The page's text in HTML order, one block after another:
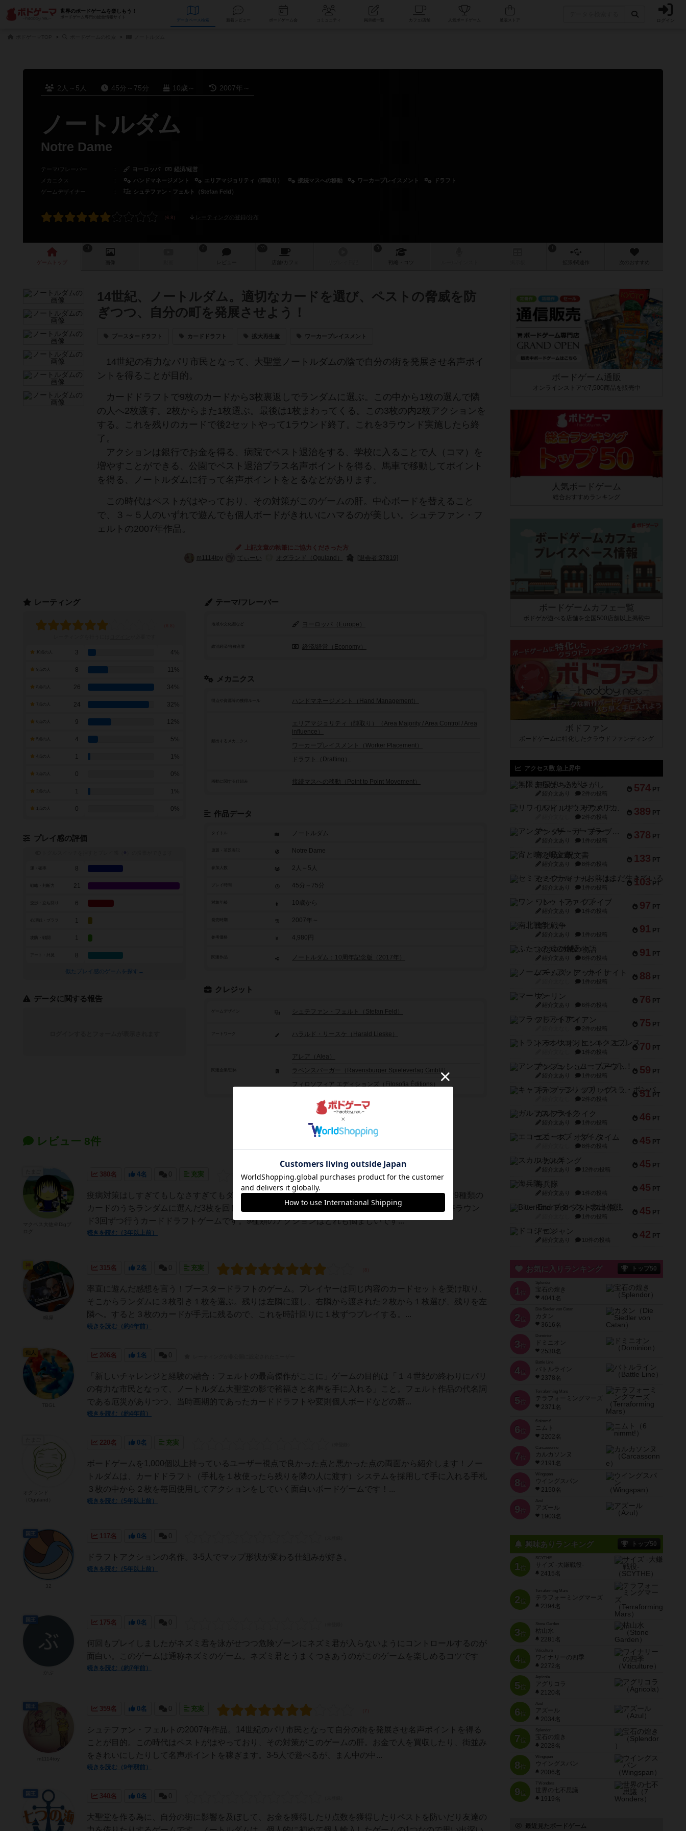
世界のボードゲームを楽しもう！
ボードゲーム専門の総合情報サイト
データベース コミュニティ 人気ボードゲーム ログイン
2人～5人 45分～75分 10歳～ 2007年～
ノートルダム
Notre Dame
テーマ/フレーバー ： ヨーロッパ
経済/経営
メカニクス
： ハンドマネージメント エリアマジョリティ（陣取り） 接続マスへの移動 ワーカープレイスメント
ドラフト
ゲームデザイナー
： シュテファン・フェルト（Stefan Feld）
レーティングの登録/分布
ゲーム 画像 レビュー 店舗/ カフェ 戦略 作 次のおすすめ
14世紀、ノートルダム。適切なカードを選び、ペストの脅威を防
ぎつつ、自分の町を発展させよう！
ブースタードラフト カードドラフト 拡大再生産 ワーカープレイスメント
14世紀の有力なパリ市民となって、大聖堂ノートルダムの陰で自分の街を発展させ名声ポイ
ントを得ることが目的。
カードドラフトで9枚のカードから3枚裏返しでランダムに選ぶ。この中から1枚の選んで隣
の人へ2枚渡す。2枚からまた1枚選ぶ。最後は1枚まわってくる。この3枚の内2枚アクションを
する。これを残りのカードで後2セットやって1ラウンド終了。これを3ラウンド実施したら終
了。
アクションは銀行でお金を得る、病院でペスト退治をする、学校に入ることで人（コマ）を
増やすことができる、公園でペスト退治プラス名声ポイントを得る、馬車で移動してポイント
を得る、ノートルダムに行って名声ポイントをとるなどがあります。
この時代はペストがはやっており、その対策がこのゲームの肝。中心ボードを替えること
で、３～５人のいずれで遊んでも個人ボードがきれいにハマるのが美しい。シュテファン・フ
ェルトの2007年作品。
上記文章の執筆にご協力くださった方
m1114toy
てぃーい オグランド（Oguland） [退会者:37819]
テーマ/フレーバー
地域や文化圏など ヨーロッパ（Europe）
政治経済/各種産業 経済/経営（Economy）
メカニクス
ハンドマネージメント（Hand Management）
頻出するメカニクス
エリアマジョリティ（陣取り）（Area Majority / Area Control / Area
influence）
ワーカープレイスメント（Worker Placement）
ドラフト（Drafting）
移動に関する仕組み 接続マスへの移動（Point to Point Movement）
作品データ
タイトル ノートルダム
Notre Dame
参加人数 2人～5人
45分～75分
10歳から
2007年～
参考価格 4,980円
関連作品 ノートルダム：10周年記念版（2017年）
クレジット
ゲームデザイン シュテファン・フェルト（Stefan Feld）
アートワーク ハラルド・リースケ（Harald Lieske）
アレア（Alea）
ラベンスバーガー（Ravensburger Spieleverlag GmbH）
フィロソフィア エディションズ（Filosofia Éditions）
レーティング
3 4%
8 11%
26 34%
7点の人 24 32%
9 12%
4 5%
1 1%
0 0%
1 1%
0 0%
プレイ感の評価
※
8
戦略・判断力 21
6
1
1
アート・外見 8
似たプレイ感のゲームを探す→
データに関する報告
レビュー 8件
380名 4名 0 充実
疫病対策はしすぎてもしなさすぎてもダメ！まさに疫病チキンレース！【ざっくり解説】基本的には9種類の
カードのうちランダムに選んだ3枚を回して取り合います。カードに描かれた9種類のアクションを毎ラウン
ド3回ずつ行うカードドラフトゲームです。9種類のアクションはどれも悩ましいです...
続きを読む（3年以上前）
315名 2名 0 充実
率直に遊んだ感想を言う！ブースタードラフトのゲーム。プレイヤーは同じ内容のカードセットを受け取り、
そこからランダムに３枚引き１枚を選ぶ。残りは左隣に渡し、右隣から渡された２枚から１枚選び、残りを左
隣へ。すると３枚のカードが手元に残るので、これを時計回りに１枚ずつプレイする。...
続きを読む（約4年前）
206名 1名 0
「新しいチャレンジと経験の融合：フェルトの最高傑作がここに」ゲームの目的は「１４世紀の終わりにパリ
の有力な市民となって、ノートルダム大聖堂の影で裕福さと名声を手に入れる」こと。フェルト作品の代名詞
である厄災がありつつ、当時画期的であったカードドラフトや変則個人ボードなどの新...
続きを読む（約4年前）
仙人
220名 0名 充実
ボードゲームを1,000個以上持っているユーザー視点で良かった点と悪かった点の両面から紹介します！ノー
トルダムは、カードドラフト（手札を１枚使ったら残りを隣の人に渡す）システムを採用して手に入れる手札
３枚の中から２枚を毎回使用してアクションをしていく面白いボードゲームです！...
続きを読む（5年以上前）
117名 0名 0
ドラフトアクションの名作。3-5人でマップ形状が変わる仕組みが好き。
続きを読む（5年以上前）
国王
175名 0名 0
何回もプレイしましたがネズミ君を泳がせつつ危険ゾーンにネズミ君が入らないようにコントロールするのが
面白い。このゲームは通称ネズミのゲーム。ネズミ君とうまくつきあうのがこのゲームを楽しめるコツです
続きを読む（約7年前）
国王
359名 0名 0 充実
シュテファン・フェルトの2007年作品。14世紀のパリ市民となって自分の街を発展させ名声ポイントを得る
ことが目的。この時代はペストがはやっており、その対策がこのゲームの肝。お金で人を買収したり、街並み
をきれいにしたりして名声ポイントを稼ぎます。3-5人で遊べるが、まん中の中...
続きを読む（9年弱前）
国王
340名 0名 0
大聖堂を作る為に、自分の街に影響を及ぼして、お金を獲得したり点数を獲得したりペストを防いだり友達の
国王
ボードゲーム通販
オンラインストアで7,500商品を販売中
人気ボードゲーム
総合おすすめランキング
ボードゲームカフェ一覧
ボドゲが遊べる店舗を全国500店舗以上掲載中
ボドファン
ボードゲームに特化したクラウドファンディング
アクセス数 急上昇中
574 PT
無限まちがいさがし
紹介文あり 2件の投稿
389 PT
リワイルド：サウスアメリカ
2件の投稿
378 PT
アンダー・ザ・テーブラー
紹介文あり 1件の投稿
133 PT
宵と暁の呪文書
紹介文あり 8件の投稿
103 PT
セミファイナル ～お前はまだ生きている～
紹介文あり 1件の投稿
97 PT
ワン・トゥ・ファイブ
紹介文あり 1件の投稿
91 PT
南北戦争
紹介文あり 1件の投稿
91 PT
ふたつの城の物語
紹介文あり 6件の投稿
88 PT
ノームズ・アット・ナイト
1件の投稿
76 PT
マーリン
紹介文あり 6件の投稿
75 PT
フラットアイアン
2件の投稿
70 PT
トランスオリエント・エクスプレス
1件の投稿
59 PT
アンブッシュ！：ムーブアウト！
紹介文あり 1件の投稿
51 PT
キャプテン・フリップ：イスラ・ボンバ
2件の投稿
46 PT
ガルフストライク
紹介文あり 1件の投稿
45 PT
エコーズ・オブ・タイム
8件の投稿
45 PT
スカルキング
紹介文あり 12件の投稿
45 PT
海兵隊
紹介文あり 1件の投稿
45 PT
Bitter End ブタペスト救出作戦
1件の投稿
42 PT
ドコジャン
紹介文あり 10件の投稿
お気に入りランキング トップ50
1 位
宝石の煌き
4041名
2 位
Die Siedler von Catan
カタン
3616名
3 位
ドミニオン
2530名
4位
Battle Line
バトルライン
2378名
5 位
Terraforming Mars
テラフォーミングマーズ
2371名
6 位
ニムト
2202名
7 位
Carcassonne
カルカソンヌ
2191名
8 位
Wingspan
ウイングスパン
2150名
9 位
Azul
アズール
1903名
興味ありランキング トップ50
1位
SCYTHE
サイズ -大鎌戦役-
2415名
2位
Terraforming Mars
テラフォーミングマーズ
2394名
3位
Stone Garden
枯山水
2281名
4位
Viticulture
ワイナリーの四季
2272名
5位
Agricola
アグリコラ
2120名
6位
Azul
アズール
2034名
7位
宝石の煌き
2028名
8位
Wingspan
ウイングスパン
2006名
9位
7 Wonders
世界の七不思議
1919名
最近見たボードゲーム